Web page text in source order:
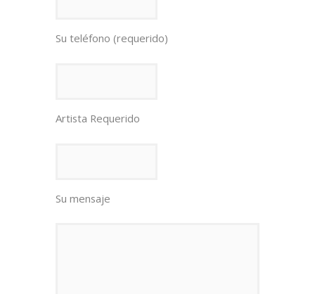
Su teléfono (requerido)
Artista Requerido
Su mensaje